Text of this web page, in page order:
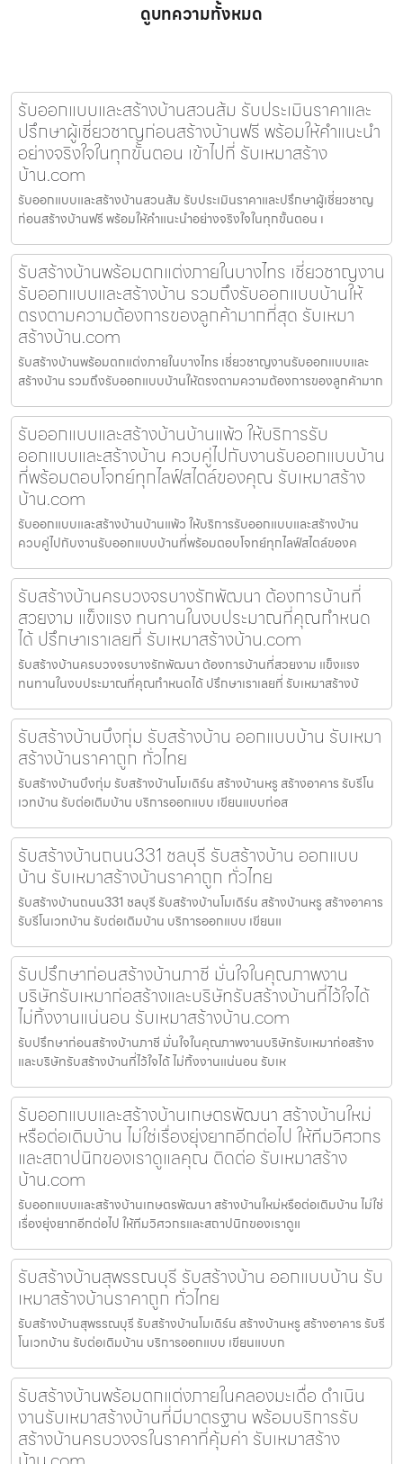
ดูบทความทั้งหมด
รับออกแบบและสร้างบ้านสวนส้ม รับประเมินราคาและ
ปรึกษาผู้เชี่ยวชาญก่อนสร้างบ้านฟรี พร้อมให้คำแนะนำ
อย่างจริงใจในทุกขั้นตอน เข้าไปที่ รับเหมาสร้าง
บ้าน.com
รับออกแบบและสร้างบ้านสวนส้ม รับประเมินราคาและปรึกษาผู้เชี่ยวชาญ
ก่อนสร้างบ้านฟรี พร้อมให้คำแนะนำอย่างจริงใจในทุกขั้นตอน เ
รับสร้างบ้านพร้อมตกแต่งภายในบางไทร เชี่ยวชาญงาน
รับออกแบบและสร้างบ้าน รวมถึงรับออกแบบบ้านให้
ตรงตามความต้องการของลูกค้ามากที่สุด รับเหมา
สร้างบ้าน.com
รับสร้างบ้านพร้อมตกแต่งภายในบางไทร เชี่ยวชาญงานรับออกแบบและ
สร้างบ้าน รวมถึงรับออกแบบบ้านให้ตรงตามความต้องการของลูกค้ามาก
รับออกแบบและสร้างบ้านบ้านแพ้ว ให้บริการรับ
ออกแบบและสร้างบ้าน ควบคู่ไปกับงานรับออกแบบบ้าน
ที่พร้อมตอบโจทย์ทุกไลฟ์สไตล์ของคุณ รับเหมาสร้าง
บ้าน.com
รับออกแบบและสร้างบ้านบ้านแพ้ว ให้บริการรับออกแบบและสร้างบ้าน
ควบคู่ไปกับงานรับออกแบบบ้านที่พร้อมตอบโจทย์ทุกไลฟ์สไตล์ของค
รับสร้างบ้านครบวงจรบางรักพัฒนา ต้องการบ้านที่
สวยงาม แข็งแรง ทนทานในงบประมาณที่คุณกำหนด
ได้ ปรึกษาเราเลยที่ รับเหมาสร้างบ้าน.com
รับสร้างบ้านครบวงจรบางรักพัฒนา ต้องการบ้านที่สวยงาม แข็งแรง
ทนทานในงบประมาณที่คุณกำหนดได้ ปรึกษาเราเลยที่ รับเหมาสร้างบ้
รับสร้างบ้านบึงกุ่ม รับสร้างบ้าน ออกแบบบ้าน รับเหมา
สร้างบ้านราคาถูก ทั่วไทย
รับสร้างบ้านบึงกุ่ม รับสร้างบ้านโมเดิร์น สร้างบ้านหรู สร้างอาคาร รับรีโน
เวทบ้าน รับต่อเติมบ้าน บริการออกแบบ เขียนแบบก่อส
รับสร้างบ้านถนน331 ชลบุรี รับสร้างบ้าน ออกแบบ
บ้าน รับเหมาสร้างบ้านราคาถูก ทั่วไทย
รับสร้างบ้านถนน331 ชลบุรี รับสร้างบ้านโมเดิร์น สร้างบ้านหรู สร้างอาคาร
รับรีโนเวทบ้าน รับต่อเติมบ้าน บริการออกแบบ เขียนแ
รับปรึกษาก่อนสร้างบ้านภาชี มั่นใจในคุณภาพงาน
บริษัทรับเหมาก่อสร้างและบริษัทรับสร้างบ้านที่ไว้ใจได้
ไม่ทิ้งงานแน่นอน รับเหมาสร้างบ้าน.com
รับปรึกษาก่อนสร้างบ้านภาชี มั่นใจในคุณภาพงานบริษัทรับเหมาก่อสร้าง
และบริษัทรับสร้างบ้านที่ไว้ใจได้ ไม่ทิ้งงานแน่นอน รับเห
รับออกแบบและสร้างบ้านเกษตรพัฒนา สร้างบ้านใหม่
หรือต่อเติมบ้าน ไม่ใช่เรื่องยุ่งยากอีกต่อไป ให้ทีมวิศวกร
และสถาปนิกของเราดูแลคุณ ติดต่อ รับเหมาสร้าง
บ้าน.com
รับออกแบบและสร้างบ้านเกษตรพัฒนา สร้างบ้านใหม่หรือต่อเติมบ้าน ไม่ใช่
เรื่องยุ่งยากอีกต่อไป ให้ทีมวิศวกรและสถาปนิกของเราดูแ
รับสร้างบ้านสุพรรณบุรี รับสร้างบ้าน ออกแบบบ้าน รับ
เหมาสร้างบ้านราคาถูก ทั่วไทย
รับสร้างบ้านสุพรรณบุรี รับสร้างบ้านโมเดิร์น สร้างบ้านหรู สร้างอาคาร รับรี
โนเวทบ้าน รับต่อเติมบ้าน บริการออกแบบ เขียนแบบก
รับสร้างบ้านพร้อมตกแต่งภายในคลองมะเดื่อ ดำเนิน
งานรับเหมาสร้างบ้านที่มีมาตรฐาน พร้อมบริการรับ
สร้างบ้านครบวงจรในราคาที่คุ้มค่า รับเหมาสร้าง